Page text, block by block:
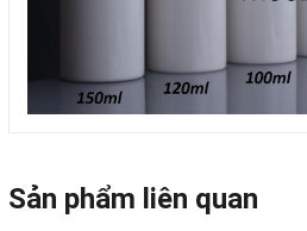
Sản phẩm liên quan